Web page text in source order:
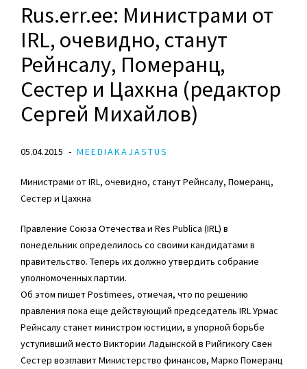
Rus.err.ee: Министрами от
IRL, очевидно, станут
Рейнсалу, Померанц,
Сестер и Цахкна (редактор
Сергей Михайлов)
05.04.2015 MEEDIAKAJASTUS
Министрами от IRL, очевидно, станут Рейнсалу, Померанц,
Сестер и Цахкна
Правление Союза Отечества и Res Publica (IRL) в
понедельник определилось со своими кандидатами в
правительство. Теперь их должно утвердить собрание
уполномоченных партии.
Об этом пишет Postimees, отмечая, что по решению
правления пока еще действующий председатель IRL Урмас
Рейнсалу станет министром юстиции, в упорной борьбе
уступивший место Виктории Ладынской в Рийгикогу Свен
Сестер возглавит Министерство финансов, Марко Померанц